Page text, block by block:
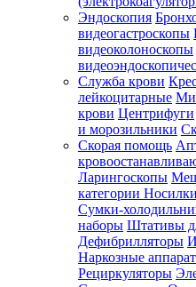
Эндоскопия
видеогастроскопы
видеоколоноскопы
Служба крови
лейкоцитарные
крови Центрифуги
и морозильники
Скорая помощь
Ларингоскопы
категории Носилки
Сумки-
наборы Штативы
Дефибрилляторы
Наркозные
Рециркуляторы